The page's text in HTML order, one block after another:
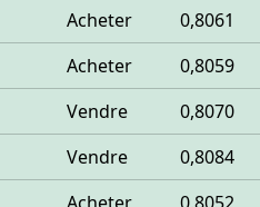
Acheter 0,8061
Acheter 0,8059
Vendre 0,8070
Vendre 0,8084